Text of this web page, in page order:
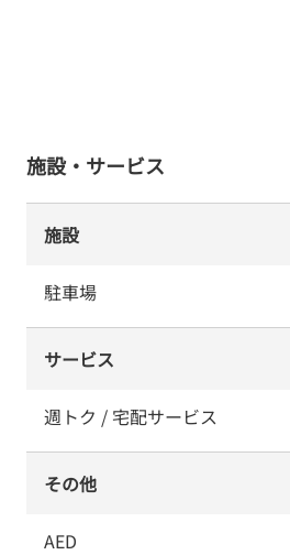
施設・サービス
施設
駐車場
サービス
週トク / 宅配サービス
その他
AED